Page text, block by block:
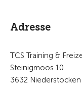
Adresse
TCS Training &
Steinigmoos 10
3632